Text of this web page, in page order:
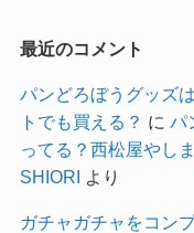
最近のコメント
パンどろぼうグッズ
トでも買える？ に パ
ってる？西松屋やし
SHIORI より
ガチャガチャをコン